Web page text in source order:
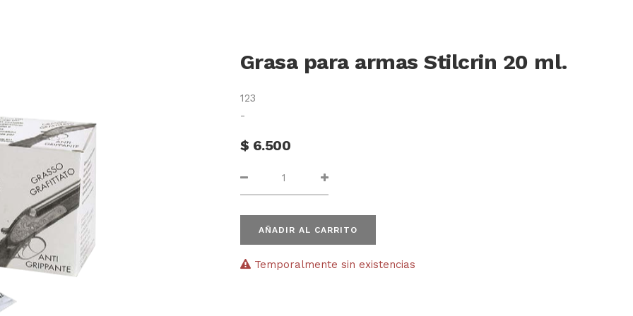
Grasa para armas Stilcrin 20 ml.
123
-
$ 6.500
AÑADIR AL CARRITO
Temporalmente sin existencias